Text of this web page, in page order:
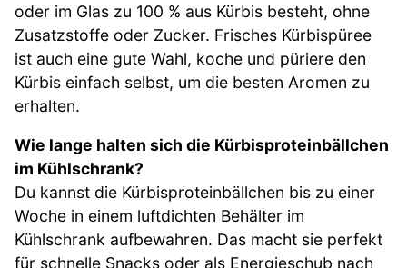
oder im Glas zu 100 % aus Kürbis besteht, ohne
Zusatzstoffe oder Zucker. Frisches Kürbispüree
ist auch eine gute Wahl, koche und püriere den
Kürbis einfach selbst, um die besten Aromen zu
erhalten.
Wie lange halten sich die Kürbisproteinbällchen
im Kühlschrank?
Du kannst die Kürbisproteinbällchen bis zu einer
Woche in einem luftdichten Behälter im
Kühlschrank aufbewahren. Das macht sie perfekt
für schnelle Snacks oder als Energieschub nach